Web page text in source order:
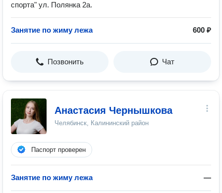
спорта" ул. Полянка 2а.
Занятие по жиму лежа 600 ₽
Позвонить Чат
Анастасия Чернышкова
Челябинск, Калининский район
Паспорт проверен
Занятие по жиму лежа —